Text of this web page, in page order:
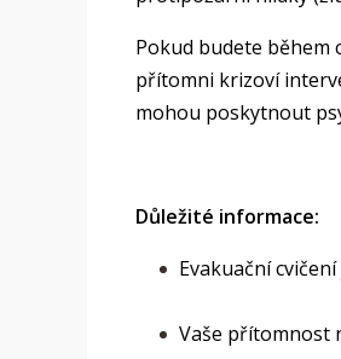
Pokud budete během
přítomni krizoví
mohou poskytnout
Důležité informace:
Evakuační
Vaše přítomnost